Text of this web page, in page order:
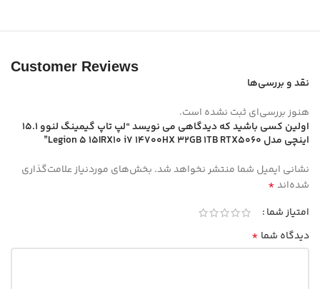
Customer Reviews
نقد و بررسی‌ها
هنوز بررسی‌ای ثبت نشده است.
اولین کسی باشید که دیدگاهی می نویسد “لپ تاپ گیمینگ لنوو 15.1
اینچی مدل Legion 5 15IRX10 i7 14700HX 32GB 1TB RTX5060”
نشانی ایمیل شما منتشر نخواهد شد. بخش‌های موردنیاز علامت‌گذاری
شده‌اند*
امتیاز شما
دیدگاه شما *